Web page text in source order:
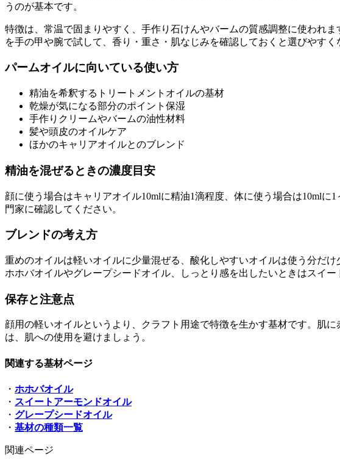
うのが基本です。
特徴は、常温で固まりやすく、手作り石けんやバームの質感調整に使われ
を手の甲や腕で試して、香り・重さ・肌なじみを確認しておくと選びやすく
パームオイルに向いている使い方
精油を希釈するトリートメントオイルの基材
乾燥が気になる部分のポイント保湿
手作りクリームやバームの油性材料
髪や頭皮のオイルケア
ほかのキャリアオイルとのブレンド
精油を混ぜるときの濃度目安
顔に使う場合はキャリアオイル10mlに精油1滴程度、体に使う場合は10ml
門家に確認してください。
ブレンドの考え方
重めのオイルは軽いオイルに少量混ぜる、酸化しやすいオイルは使う分だ
ホホバオイルやグレープシードオイル、しっとり感を出したいときはスイ
保存と注意点
顔用の軽いオイルというより、クラフト用途で特徴を生かす基材です。肌
は、肌への使用を避けましょう。
関連する基材ページ
・ ホホバオイル
・ スイートアーモンドオイル
・ グレープシードオイル
・ 基材の種類一覧
関連ページ